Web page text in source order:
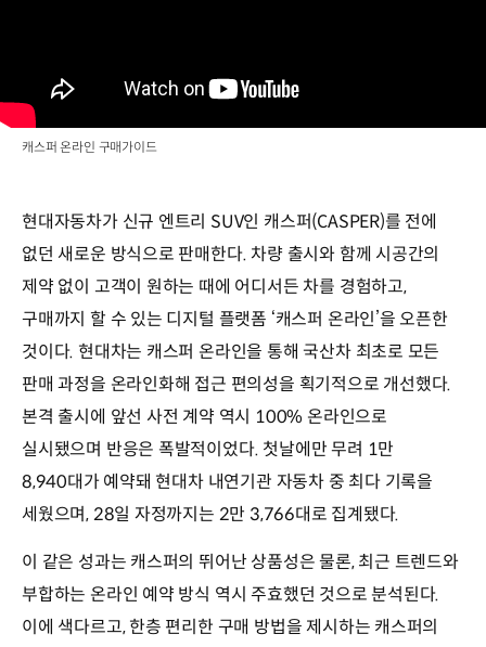
캐스퍼 온라인 구매가이드
현대자동차가 신규 엔트리 SUV인 캐스퍼(CASPER)를 전에
없던 새로운 방식으로 판매한다. 차량 출시와 함께 시공간의
제약 없이 고객이 원하는 때에 어디서든 차를 경험하고,
구매까지 할 수 있는 디지털 플랫폼 ‘캐스퍼 온라인’을 오픈한
것이다. 현대차는 캐스퍼 온라인을 통해 국산차 최초로 모든
판매 과정을 온라인화해 접근 편의성을 획기적으로 개선했다.
본격 출시에 앞선 사전 계약 역시 100% 온라인으로
실시됐으며 반응은 폭발적이었다. 첫날에만 무려 1만
8,940대가 예약돼 현대차 내연기관 자동차 중 최다 기록을
세웠으며, 28일 자정까지는 2만 3,766대로 집계됐다.
이 같은 성과는 캐스퍼의 뛰어난 상품성은 물론, 최근 트렌드와
부합하는 온라인 예약 방식 역시 주효했던 것으로 분석된다.
이에 색다르고, 한층 편리한 구매 방법을 제시하는 캐스퍼의